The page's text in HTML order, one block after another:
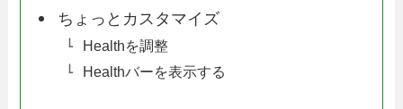
ちょっとカスタマイズ
Healthを調整
Healthバーを表示する